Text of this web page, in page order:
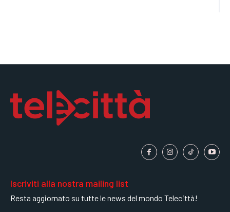
Iscriviti alla nostra mailing list
Resta aggiornato su tutte le news del mondo Telecittà!